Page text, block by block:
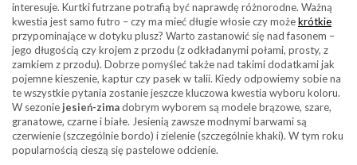
interesuje. Kurtki futrzane potrafią być naprawdę różnorodne. Ważną
kwestia jest samo futro – czy ma mieć długie włosie czy możekrótkie
przypominające w dotyku plusz? Warto zastanowić się nad fasonem –
jego długością czy krojem z przodu (z odkładanymi połami, prosty, z
zamkiem z przodu). Dobrze pomyśleć także nad takimi dodatkami jak
pojemne kieszenie, kaptur czy pasek w talii. Kiedy odpowiemy sobie na
te wszystkie pytania zostanie jeszcze kluczowa kwestia wyboru koloru.
W sezonie jesień-zimadobrym wyborem są modele brązowe, szare,
granatowe, czarne i białe. Jesienią zawsze modnymi barwami są
czerwienie (szczególnie bordo) i zielenie (szczególnie khaki). W tym roku
popularnością cieszą się pastelowe odcienie.